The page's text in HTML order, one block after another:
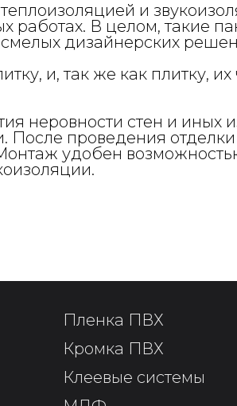
и
работах. В целом, такие
дизайнерских
и, так же как плитку, их
неровности стен и иных
После проведения
удобен
Пленка ПВХ
Кромка ПВХ
Клеевые системы